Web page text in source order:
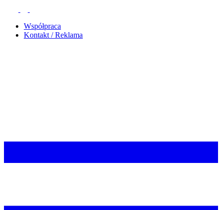
Współpraca
Kontakt / Reklama